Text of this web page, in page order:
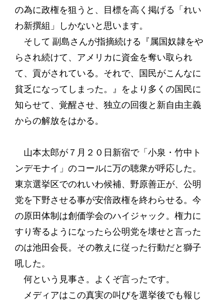
の為に政権を狙うと、目標を高く掲げる「れい
わ新撰組」しかないと思います。
そして 副島さんが指摘続ける『属国奴隷をや
らされ続けて、アメリカに資金を奪い取られ
て、貢がされている。それで、国民がこんなに
貧乏になってしまった。』をより多くの国民に
知らせて、覚醒させ、独立の回復と新自由主義
からの解放をはかる。
山本太郎が７月２０日新宿で「小泉・竹中ト
ンデモナイ」のコールに万の聴衆が呼応した。
東京選挙区でのれいわ候補、野原善正が、公明
党を下野させる事が安倍政権を終わらせる。今
の原田体制は創価学会のハイジャック。権力に
すり寄るようになったら公明党を壊せと言った
のは池田会長。その教えに従った行動だと獅子
吼した。
何という見事さ。よくぞ言ったです。
メディアはこの真実の叫びを選挙後でも報じ